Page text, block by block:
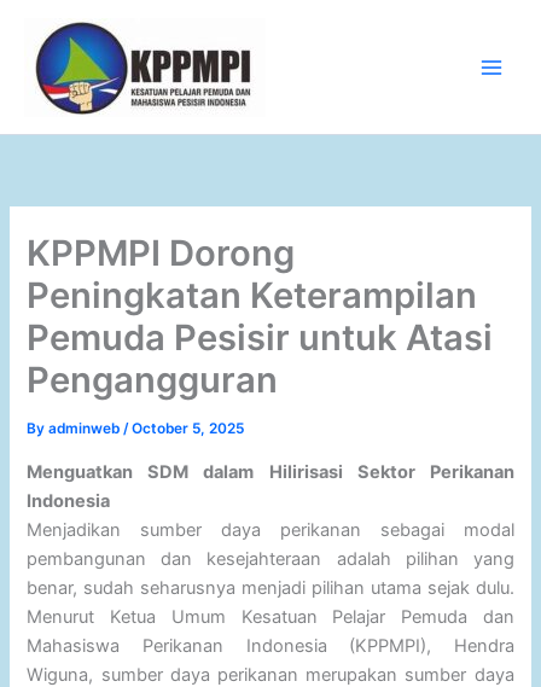
content
KPPMPI Dorong
Peningkatan Keterampilan
Pemuda Pesisir untuk Atasi
Pengangguran
Byadminweb/October 5, 2025
Menguatkan SDM dalam Hilirisasi Sektor Perikanan
Indonesia
Menjadikan sumber daya perikanan sebagai modal
pembangunan dan kesejahteraan adalah pilihan yang
benar, sudah seharusnya menjadi pilihan utama sejak dulu.
Menurut Ketua Umum Kesatuan Pelajar Pemuda dan
Mahasiswa Perikanan Indonesia (KPPMPI), Hendra
Wiguna, sumber daya perikanan merupakan sumber daya